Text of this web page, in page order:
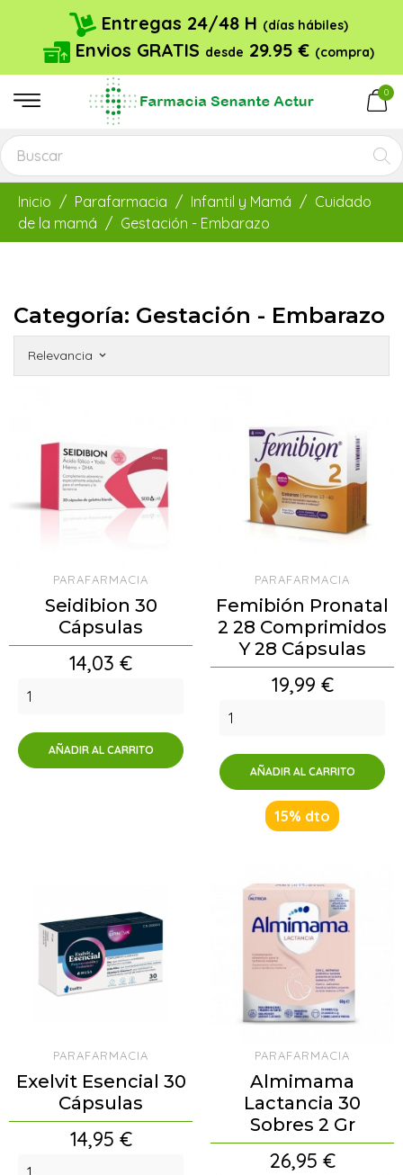
Entregas 24/48 H (días hábiles)
Envios GRATIS desde 29.95 € (compra)
0
Inicio Parafarmacia Infantil y Mamá
Cuidado
de la mamá
Gestación - Embarazo
Categoría: Gestación - Embarazo
Relevancia keyboard_arrow_down
PARAFARMACIA
Seidibion 30
Cápsulas
Precio
14,03 €
AÑADIR AL CARRITO
PARAFARMACIA
Femibión Pronatal
2 28 Comprimidos
Y 28 Cápsulas
Precio
19,99 €
AÑADIR AL CARRITO
15% dto
PARAFARMACIA
Exelvit Esencial 30
Cápsulas
Precio
14,95 €
PARAFARMACIA
Almimama
Lactancia 30
Sobres 2 Gr
Precio
26,95 €